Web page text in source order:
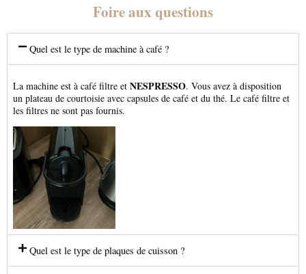
Foire aux questions
Quel est le type de machine à café ?
La machine est à café filtre et NESPRESSO. Vous avez à disposition
un plateau de courtoisie avec capsules de café et du thé. Le café filtre et
les filtres ne sont pas fournis.
Quel est le type de plaques de cuisson ?